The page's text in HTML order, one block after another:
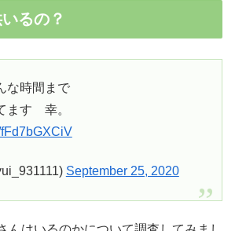
るの？
な時間まで
ます 幸。
September 25, 2020